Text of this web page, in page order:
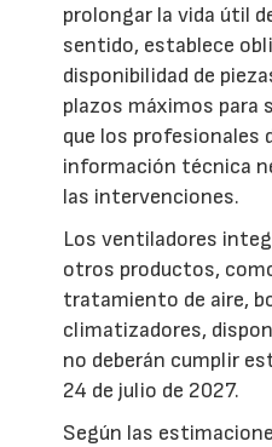
prolongar la vida útil
sentido, establece
disponibilidad de
plazos máximos para
que los profesionales
información técnica
las intervenciones.
Los ventiladores
otros productos,
tratamiento de aire,
climatizadores,
no deberán cumplir
24 de julio de 2027.
Según las